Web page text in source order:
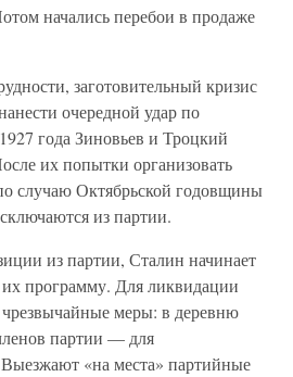
начались перебои в продаже
заготовительный кризис
очередной удар по
года Зиновьев и Троцкий
их попытки организовать
случаю Октябрьской годовщины
из партии.
из партии, Сталин начинает
программу. Для ликвидации
меры: в деревню
партии — для
«на места» партийные